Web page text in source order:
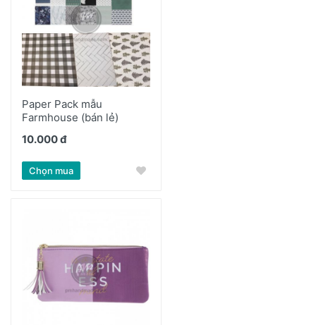
Paper Pack mẫu
Farmhouse (bán lẻ)
10.000 đ
Chọn mua